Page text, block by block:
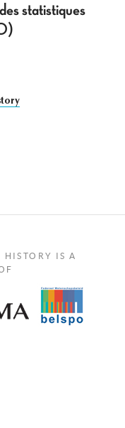
statistiques
HISTORY IS A